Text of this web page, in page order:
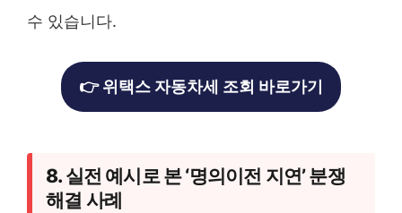
수 있습니다.
👉 위택스 자동차세 조회 바로가기
8. 실전 예시로 본 ‘명의이전 지연’ 분쟁
해결 사례